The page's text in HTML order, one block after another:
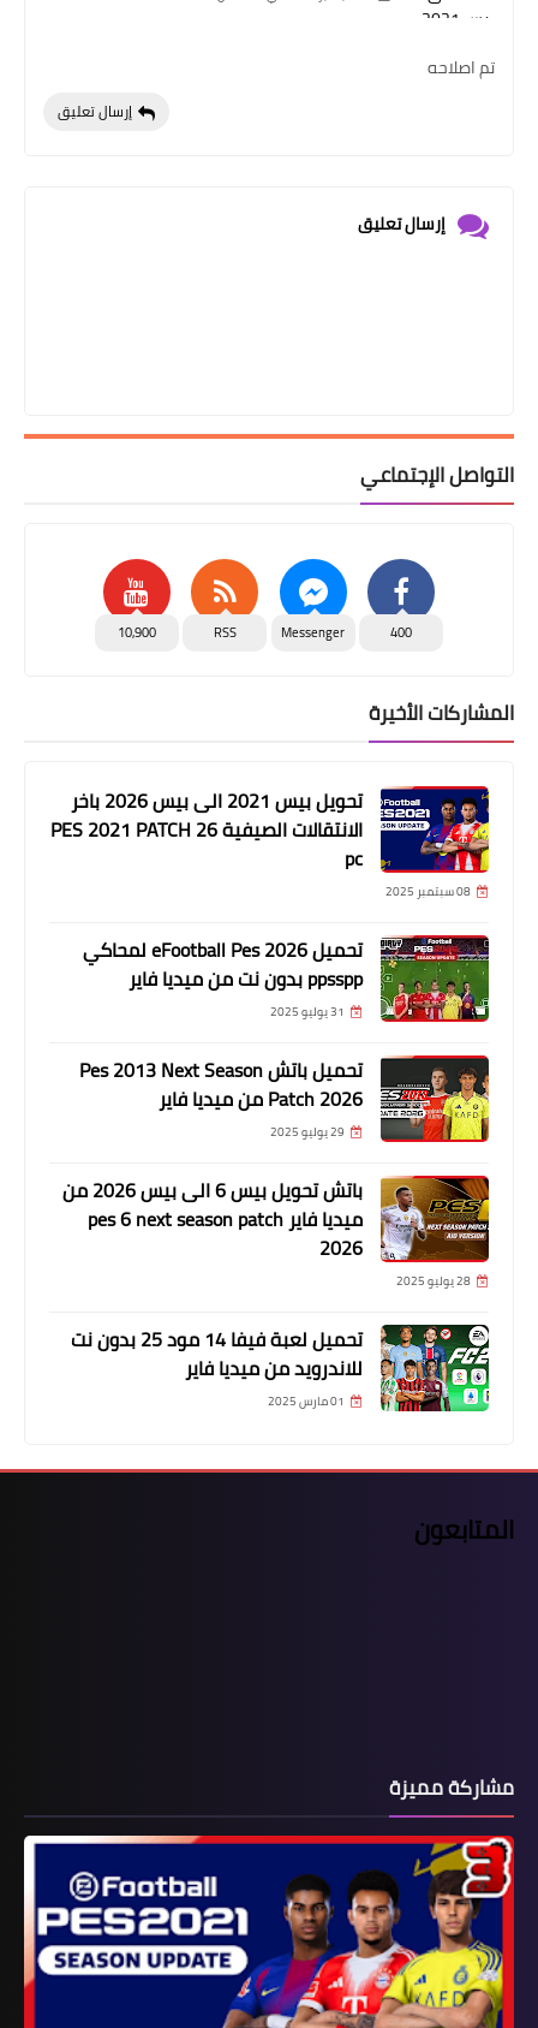
تم اصلاحه
إرسال تعليق
إرسال تعليق
التواصل الإجتماعي
400
Messenger
RSS
10,900
المشاركات الأخيرة
تحويل بيس 2021 الى بيس 2026 باخر
الانتقالات الصيفية PES 2021 PATCH 26
pc
08 سبتمبر 2025
تحميل eFootball Pes 2026 لمحاكي
ppsspp بدون نت من ميديا فاير
31 يوليو 2025
تحميل باتش Pes 2013 Next Season
Patch 2026 من ميديا فاير
29 يوليو 2025
باتش تحويل بيس 6 الى بيس 2026 من
ميديا فاير pes 6 next season patch
2026
28 يوليو 2025
تحميل لعبة فيفا 14 مود 25 بدون نت
للاندرويد من ميديا فاير
01 مارس 2025
المتابعون
مشاركة مميزة